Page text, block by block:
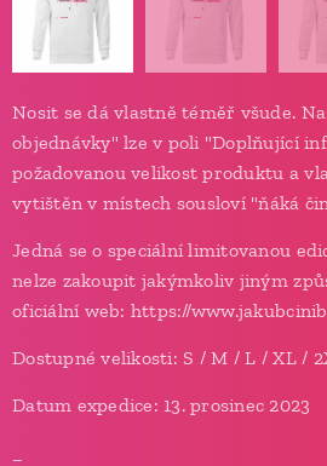
Nosit se dá vlastně téměř všude.
objednávky" lze v poli "Doplňující
požadovanou velikost produktu a
vytištěn v místech sousloví "ňáká
Jedná se o speciální limitovanou
nelze zakoupit jakýmkoliv jiným
oficiální web: https://
Dostupné velikosti: S / M / L / XL /
Datum expedice: 13. prosinec 2023